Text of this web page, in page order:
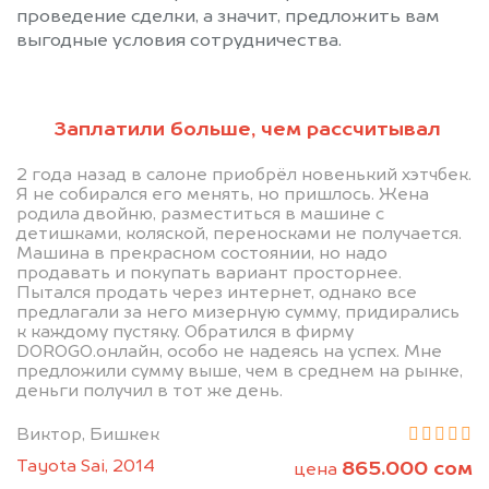
Заплатили больше, чем рассчитывал
2 года назад в салоне приобрёл новенький хэтчбек.
Я не собирался его менять, но пришлось. Жена
родила двойню, разместиться в машине с
детишками, коляской, переносками не получается.
Машина в прекрасном состоянии, но надо
продавать и покупать вариант просторнее.
Пытался продать через интернет, однако все
предлагали за него мизерную сумму, придирались
к каждому пустяку. Обратился в фирму
DOROGO.онлайн, особо не надеясь на успех. Мне
предложили сумму выше, чем в среднем на рынке,
деньги получил в тот же день.
Виктор, Бишкек
Tayota Sai, 2014
цена 865.000 сом
проведение сделки, а значит, предложить вам
выгодные условия сотрудничества.
Позвоните нам: +996
(505) 01-88-11
Мы проконсультируем вас и
рассчитаем стоимость вашего
Мазда.